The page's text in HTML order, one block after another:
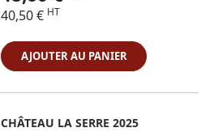
40,50 € HT
AJOUTER AU PANIER
CHÂTEAU LA SERRE 2025